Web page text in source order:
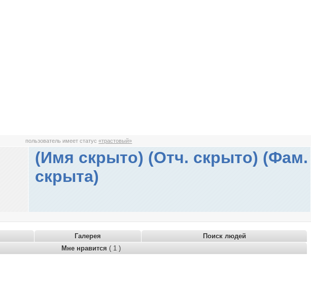
пользователь имеет статус«трастовый»
(Имя скрыто) (Отч. скрыто) (Фам.
скрыта)
Галерея
Поиск людей
Мне нравится ( 1 )